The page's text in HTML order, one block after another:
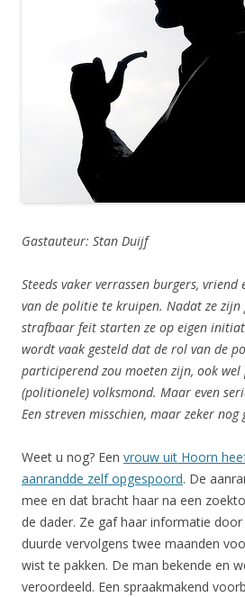
Gastauteur: Stan Duijf
Steeds vaker verrassen burgers,
van de politie te kruipen. Nadat ze zijn
strafbaar feit starten ze op eigen
wordt vaak gesteld dat de rol van de
participerend zou moeten zijn, ook
(politionele) volksmond. Maar even
Een streven misschien, maar zeker
Weet u nog? Een vrouw uit Hoorn
aanrandde zelf opgespoord. De
mee en dat bracht haar na een
de dader. Ze gaf haar informatie
duurde vervolgens twee maanden
wist te pakken. De man bekende en
veroordeeld. Een spraakmakend